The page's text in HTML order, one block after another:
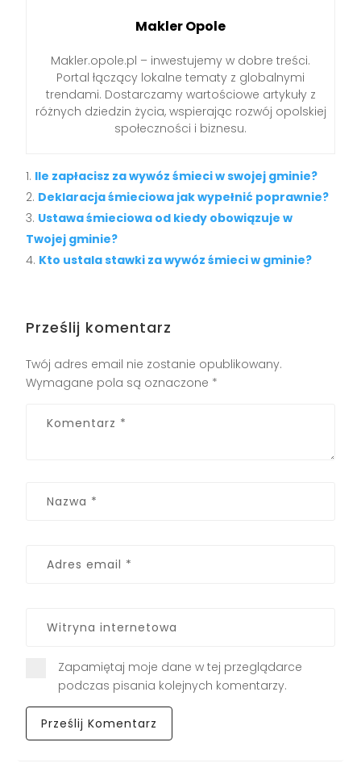
Makler Opole
Makler.opole.pl – inwestujemy w dobre treści.
Portal łączący lokalne tematy z globalnymi
trendami. Dostarczamy wartościowe artykuły z
różnych dziedzin życia, wspierając rozwój opolskiej
społeczności i biznesu.
Ile zapłacisz za wywóz śmieci w swojej gminie?
Deklaracja śmieciowa jak wypełnić poprawnie?
Ustawa śmieciowa od kiedy obowiązuje w
Twojej gminie?
Kto ustala stawki za wywóz śmieci w gminie?
Prześlij komentarz
Twój adres email nie zostanie opublikowany.
Wymagane pola są oznaczone *
Zapamiętaj moje dane w tej przeglądarce
podczas pisania kolejnych komentarzy.